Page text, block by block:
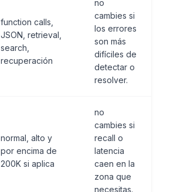
function calls,
JSON, retrieval,
search,
recuperación
no
cambies si
los errores
son más
difíciles de
detectar o
resolver.
normal, alto y
por encima de
200K si aplica
no
cambies si
recall o
latencia
caen en la
zona que
necesitas.